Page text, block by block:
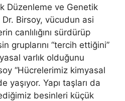
Düzenleme ve Genetik
Dr. Birsoy, vücudun asi
canlılığını sürdürüp
gruplarını “tercih ettiğini”
varlık olduğunu
“Hücrelerimiz kimyasal
yaşıyor. Yapı taşları da
besinleri küçük